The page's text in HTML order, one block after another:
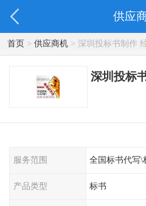
供应
首页> 供应商机> 深圳投标书制作
深圳投标
服务范围 全国标书代写\
产品类型 标书